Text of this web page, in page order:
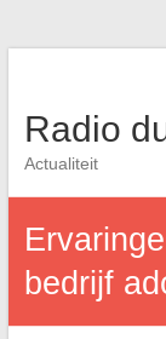
Radio
Actualiteit
bedrijf